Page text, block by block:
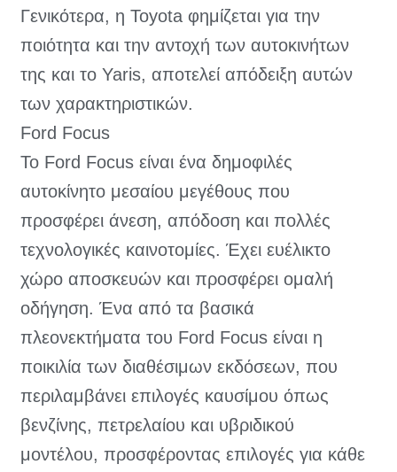
Γενικότερα, η Toyota φημίζεται για την
ποιότητα και την αντοχή των αυτοκινήτων
της και το Yaris, αποτελεί απόδειξη αυτών
των χαρακτηριστικών.
Ford Focus
Το Ford Focus είναι ένα δημοφιλές
αυτοκίνητο μεσαίου μεγέθους που
προσφέρει άνεση, απόδοση και πολλές
τεχνολογικές καινοτομίες. Έχει ευέλικτο
χώρο αποσκευών και προσφέρει ομαλή
οδήγηση. Ένα από τα βασικά
πλεονεκτήματα του Ford Focus είναι η
ποικιλία των διαθέσιμων εκδόσεων, που
περιλαμβάνει επιλογές καυσίμου όπως
βενζίνης, πετρελαίου και υβριδικού
μοντέλου, προσφέροντας επιλογές για κάθε